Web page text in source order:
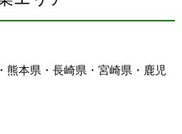
熊本県・長崎県・宮崎県・鹿児